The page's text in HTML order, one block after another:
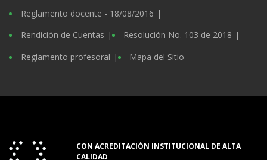
Reglamento docente - 18/08/2016
Rendición de Cuentas
Resolución No. 103 de 2018
Reglamento profesoral
Mapa del Sitio
CON ACREDITACIÓN INSTITUCIONAL DE ALTA
CALIDAD